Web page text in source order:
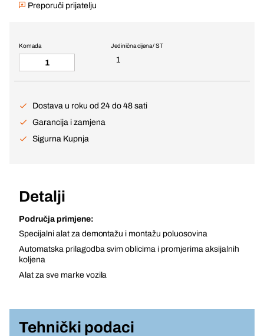
Preporuči prijatelju
Jedinična cijena / ST
1
Komada
Dostava u roku od 24 do 48 sati
Garancija i zamjena
Sigurna Kupnja
Detalji
Područja primjene:
Specijalni alat za demontažu i montažu poluosovina
Automatska prilagodba svim oblicima i promjerima aksijalnih
koljena
Alat za sve marke vozila
Tehnički podaci